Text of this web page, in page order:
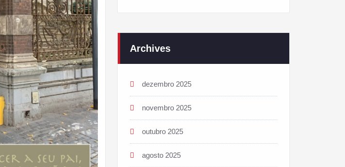
Archives
dezembro 2025
novembro 2025
outubro 2025
agosto 2025